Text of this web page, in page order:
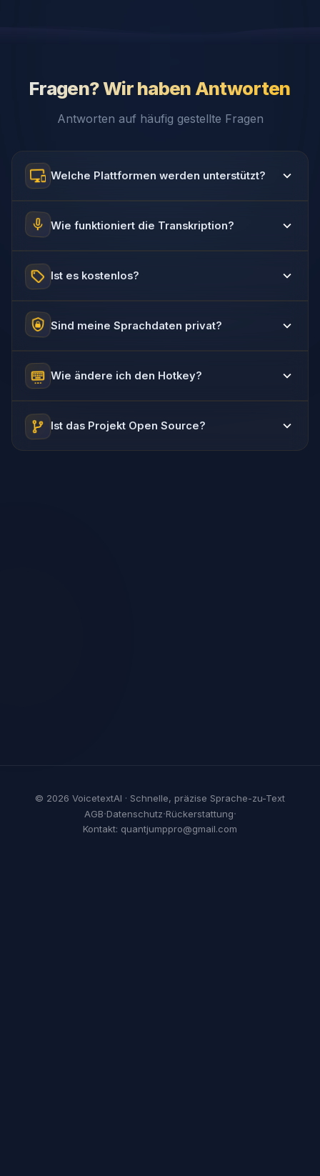
Fragen? Wir haben Antworten
Antworten auf häufig gestellte Fragen
Welche Plattformen werden unterstützt?
Wie funktioniert die Transkription?
Ist es kostenlos?
Sind meine Sprachdaten privat?
Wie ändere ich den Hotkey?
Ist das Projekt Open Source?
© 2026 VoicetextAI · Schnelle, präzise Sprache-zu-Text
AGB·Datenschutz·Rückerstattung·
Kontakt: quantjumppro@gmail.com